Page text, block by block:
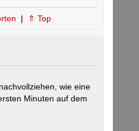
| ⇑ Top
wie eine
Minuten auf dem